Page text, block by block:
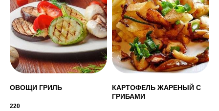
ОВОЩИ ГРИЛЬ
220
КАРТОФЕЛЬ ЖАРЕНЫЙ С
ГРИБАМИ